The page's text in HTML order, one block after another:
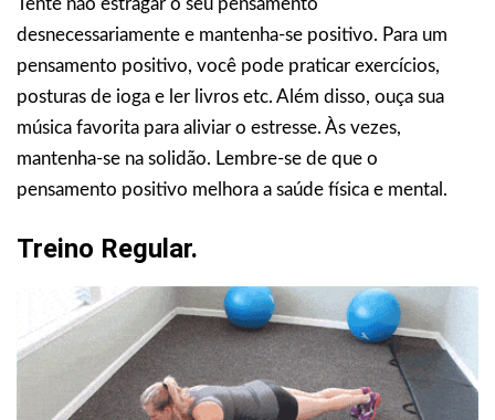
Tente não estragar o seu pensamento
desnecessariamente e mantenha-se positivo. Para um
pensamento positivo, você pode praticar exercícios,
posturas de ioga e ler livros etc. Além disso, ouça sua
música favorita para aliviar o estresse. Às vezes,
mantenha-se na solidão. Lembre-se de que o
pensamento positivo melhora a saúde física e mental.
Treino Regular.